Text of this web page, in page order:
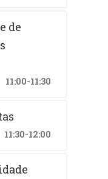
de
11:00-11:30
11:30-12:00